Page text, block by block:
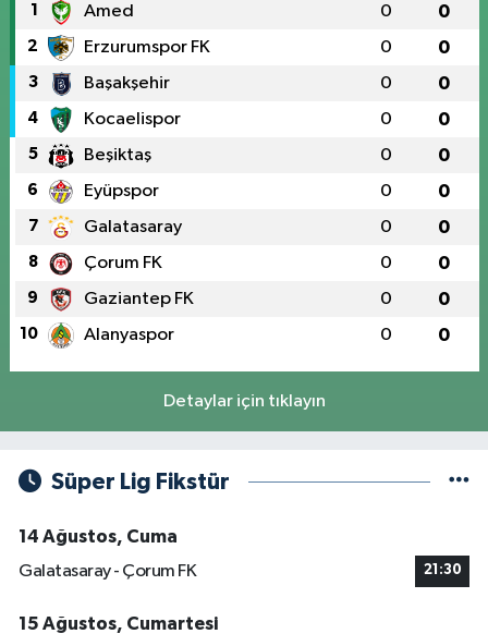
1 Amed 0 0
2 Erzurumspor FK 0 0
3 Başakşehir 0 0
4 Kocaelispor 0 0
5 Beşiktaş 0 0
6 Eyüpspor 0 0
7 Galatasaray 0 0
8 Çorum FK 0 0
9 Gaziantep FK 0 0
10 Alanyaspor 0 0
Detaylar için tıklayın
Süper Lig Fikstür
14 Ağustos, Cuma
Galatasaray - Çorum FK
21:30
15 Ağustos, Cumartesi